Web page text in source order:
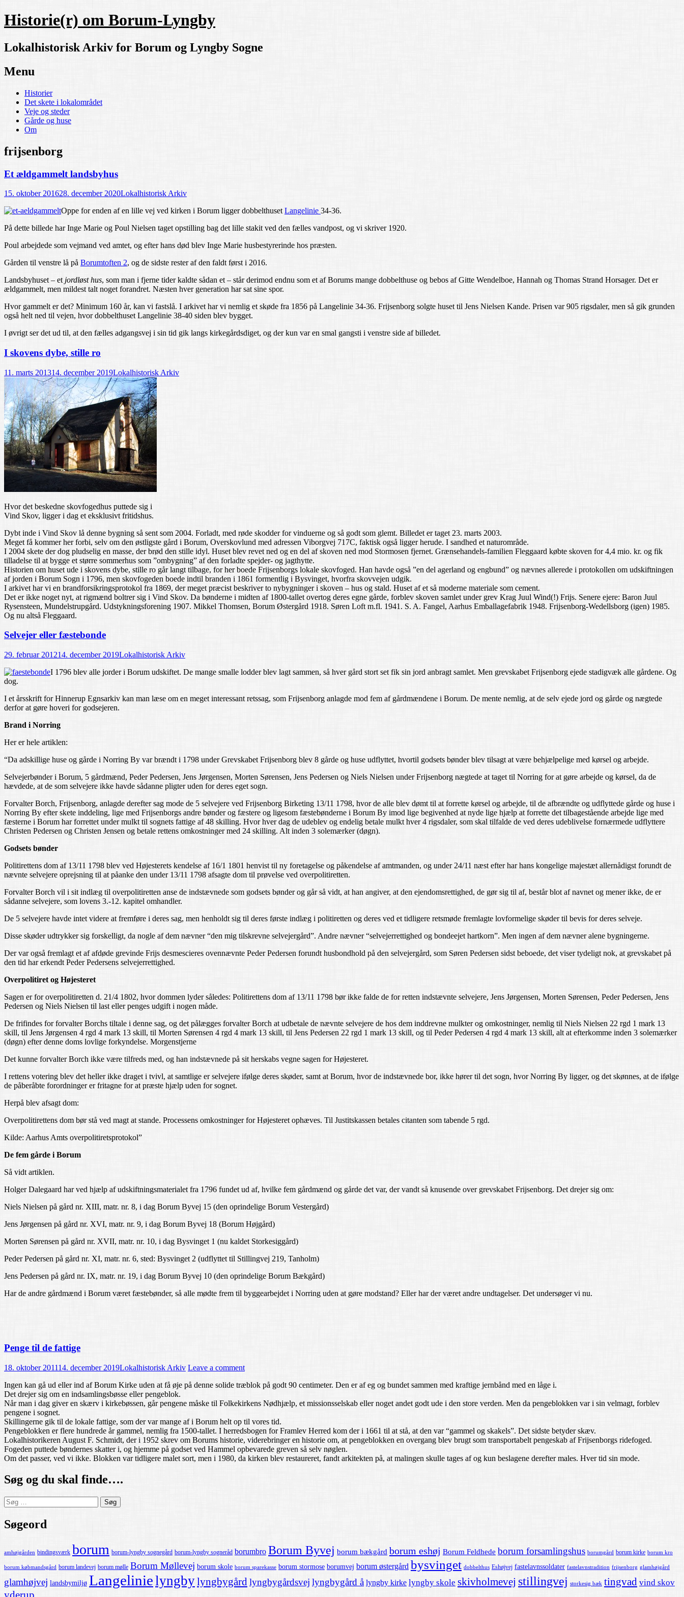
Historie(r) om Borum-Lyngby
Lokalhistorisk Arkiv for Borum og Lyngby Sogne
Menu
Skip
content
Historier
Det skete i lokalområdet
Veje og steder
Gårde og huse
Om
frijsenborg
Et ældgammelt landsbyhus
15. oktober 201628. december 2020Lokalhistorisk Arkiv
Oppe for enden af en lille vej ved kirken i Borum ligger dobbelthuset Langelinie 34-36.
På dette billede har Inge Marie og Poul Nielsen taget opstilling bag det lille stakit ved den fælles vandpost, og vi skriver 1920.
Poul arbejdede som vejmand ved amtet, og efter hans død blev Inge Marie husbestyrerinde hos præsten.
Gården til venstre lå på Borumtoften 2, og de sidste rester af den faldt først i 2016.
Landsbyhuset – et jordløst hus, som man i fjerne tider kaldte sådan et – står derimod endnu som et af Borums mange dobbelthuse og bebos af Gitte Wendelboe, Hannah og Thomas Strand Horsager. Det er
ældgammelt, men mildest talt noget forandret. Næsten hver generation har sat sine spor.
Hvor gammelt er det? Minimum 160 år, kan vi fastslå. I arkivet har vi nemlig et skøde fra 1856 på Langelinie 34-36. Frijsenborg solgte huset til Jens Nielsen Kande. Prisen var 905 rigsdaler, men så gik grunden
også helt ned til vejen, hvor dobbelthuset Langelinie 38-40 siden blev bygget.
I øvrigt ser det ud til, at den fælles adgangsvej i sin tid gik langs kirkegårdsdiget, og der kun var en smal gangsti i venstre side af billedet.
I skovens dybe, stille ro
11. marts 201314. december 2019Lokalhistorisk Arkiv
Hvor det beskedne skovfogedhus puttede sig i
Vind Skov, ligger i dag et eksklusivt fritidshus.
Dybt inde i Vind Skov lå denne bygning så sent som 2004. Forladt, med røde skodder for vinduerne og så godt som glemt. Billedet er taget 23. marts 2003.
Meget få kommer her forbi, selv om den østligste gård i Borum, Overskovlund med adressen Viborgvej 717C, faktisk også ligger herude. I sandhed et naturområde.
I 2004 skete der dog pludselig en masse, der brød den stille idyl. Huset blev revet ned og en del af skoven ned mod Stormosen fjernet. Grænsehandels-familien Fleggaard købte skoven for 4,4 mio. kr. og fik
tilladelse til at bygge et større sommerhus som ”ombygning” af den forladte spejder- og jagthytte.
Historien om huset ude i skovens dybe, stille ro går langt tilbage, for her boede Frijsenborgs lokale skovfoged. Han havde også ”en del agerland og engbund” og nævnes allerede i protokollen om udskiftningen
af jorden i Borum Sogn i 1796, men skovfogeden boede indtil branden i 1861 formentlig i Bysvinget, hvorfra skovvejen udgik.
I arkivet har vi en brandforsikringsprotokol fra 1869, der meget præcist beskriver to nybygninger i skoven – hus og stald. Huset af et så moderne materiale som cement.
Det er ikke noget nyt, at rigmænd boltrer sig i Vind Skov. Da bønderne i midten af 1800-tallet overtog deres egne gårde, forblev skoven samlet under grev Krag Juul Wind(!) Frijs. Senere ejere: Baron Juul
Rysensteen, Mundelstrupgård. Udstykningsforening 1907. Mikkel Thomsen, Borum Østergård 1918. Søren Loft m.fl. 1941. S. A. Fangel, Aarhus Emballagefabrik 1948. Frijsenborg-Wedellsborg (igen) 1985.
Og nu altså Fleggaard.
Selvejer eller fæstebonde
29. februar 201214. december 2019Lokalhistorisk Arkiv
I 1796 blev alle jorder i Borum udskiftet. De mange smalle lodder blev lagt sammen, så hver gård stort set fik sin jord anbragt samlet. Men grevskabet Frijsenborg ejede stadigvæk alle gårdene. Og
dog.
I et årsskrift for Hinnerup Egnsarkiv kan man læse om en meget interessant retssag, som Frijsenborg anlagde mod fem af gårdmændene i Borum. De mente nemlig, at de selv ejede jord og gårde og nægtede
derfor at gøre hoveri for godsejeren.
Brand i Norring
Her er hele artiklen:
“Da adskillige huse og gårde i Norring By var brændt i 1798 under Grevskabet Frijsenborg blev 8 gårde og huse udflyttet, hvortil godsets bønder blev tilsagt at være behjælpelige med kørsel og arbejde.
Selvejerbønder i Borum, 5 gårdmænd, Peder Pedersen, Jens Jørgensen, Morten Sørensen, Jens Pedersen og Niels Nielsen under Frijsenborg nægtede at taget til Norring for at gøre arbejde og kørsel, da de
hævdede, at de som selvejere ikke havde sådanne pligter uden for deres eget sogn.
Forvalter Borch, Frijsenborg, anlagde derefter sag mode de 5 selvejere ved Frijsenborg Birketing 13/11 1798, hvor de alle blev dømt til at forrette kørsel og arbejde, til de afbrændte og udflyttede gårde og huse i
Norring By efter skete inddeling, lige med Frijsenborgs andre bønder og fæstere og ligesom fæstebønderne i Borum By imod lige begivenhed at nyde lige hjælp at forrette det tilbagestående arbejde lige med
fæsterne i Borum har forrettet under mulkt til sognets fattige af 48 skilling. Hvor hver dag de udeblev og endelig betale mulkt hver 4 rigsdaler, som skal tilfalde de ved deres udeblivelse fornærmede udflyttere
Christen Pedersen og Christen Jensen og betale rettens omkostninger med 24 skilling. Alt inden 3 solemærker (døgn).
Godsets bønder
Politirettens dom af 13/11 1798 blev ved Højesterets kendelse af 16/1 1801 henvist til ny foretagelse og påkendelse af amtmanden, og under 24/11 næst efter har hans kongelige majestæt allernådigst forundt de
nævnte selvejere oprejsning til at påanke den under 13/11 1798 afsagte dom til prøvelse ved overpolitiretten.
Forvalter Borch vil i sit indlæg til overpolitiretten anse de indstævnede som godsets bønder og går så vidt, at han angiver, at den ejendomsrettighed, de gør sig til af, består blot af navnet og mener ikke, de er
sådanne selvejere, som lovens 3.-12. kapitel omhandler.
De 5 selvejere havde intet videre at fremføre i deres sag, men henholdt sig til deres første indlæg i politiretten og deres ved et tidligere retsmøde fremlagte lovformelige skøder til bevis for deres selveje.
Disse skøder udtrykker sig forskelligt, da nogle af dem nævner “den mig tilskrevne selvejergård”. Andre nævner “selvejerrettighed og bondeejet hartkorn”. Men ingen af dem nævner alene bygningerne.
Der var også fremlagt et af afdøde grevinde Frijs desmescieres ovennævnte Peder Pedersen forundt husbondhold på den selvejergård, som Søren Pedersen sidst beboede, det viser tydeligt nok, at grevskabet på
den tid har erkendt Peder Pedersens selvejerrettighed.
Overpolitiret og Højesteret
Sagen er for overpolitiretten d. 21/4 1802, hvor dommen lyder således: Politirettens dom af 13/11 1798 bør ikke falde de for retten indstævnte selvejere, Jens Jørgensen, Morten Sørensen, Peder Pedersen, Jens
Pedersen og Niels Nielsen til last eller penges udgift i nogen måde.
De frifindes for forvalter Borchs tiltale i denne sag, og det pålægges forvalter Borch at udbetale de nævnte selvejere de hos dem inddrevne mulkter og omkostninger, nemlig til Niels Nielsen 22 rgd 1 mark 13
skill, til Jens Jørgensen 4 rgd 4 mark 13 skill, til Morten Sørensen 4 rgd 4 mark 13 skill, til Jens Pedersen 22 rgd 1 mark 13 skill, og til Peder Pedersen 4 rgd 4 mark 13 skill, alt at efterkomme inden 3 solemærker
(døgn) efter denne doms lovlige forkyndelse. Morgenstjerne
Det kunne forvalter Borch ikke være tilfreds med, og han indstævnede på sit herskabs vegne sagen for Højesteret.
I rettens votering blev det heller ikke draget i tvivl, at samtlige er selvejere ifølge deres skøder, samt at Borum, hvor de indstævnede bor, ikke hører til det sogn, hvor Norring By ligger, og det skønnes, at de ifølge
de påberåbte forordninger er fritagne for at præste hjælp uden for sognet.
Herpå blev afsagt dom:
Overpolitirettens dom bør stå ved magt at stande. Processens omkostninger for Højesteret ophæves. Til Justitskassen betales citanten som tabende 5 rgd.
Kilde: Aarhus Amts overpolitiretsprotokol”
De fem gårde i Borum
Så vidt artiklen.
Holger Dalegaard har ved hjælp af udskiftningsmaterialet fra 1796 fundet ud af, hvilke fem gårdmænd og gårde det var, der vandt så knusende over grevskabet Frijsenborg. Det drejer sig om:
Niels Nielsen på gård nr. XIII, matr. nr. 8, i dag Borum Byvej 15 (den oprindelige Borum Vestergård)
Jens Jørgensen på gård nr. XVI, matr. nr. 9, i dag Borum Byvej 18 (Borum Højgård)
Morten Sørensen på gård nr. XVII, matr. nr. 10, i dag Bysvinget 1 (nu kaldet Storkesiggård)
Peder Pedersen på gård nr. XI, matr. nr. 6, sted: Bysvinget 2 (udflyttet til Stillingvej 219, Tanholm)
Jens Pedersen på gård nr. IX, matr. nr. 19, i dag Borum Byvej 10 (den oprindelige Borum Bækgård)
Har de andre gårdmænd i Borum været fæstebønder, så alle mødte frem til byggearbejdet i Norring uden at gøre modstand? Eller har der været andre undtagelser. Det undersøger vi nu.
Penge til de fattige
18. oktober 201114. december 2019Lokalhistorisk Arkiv Leave a comment
Ingen kan gå ud eller ind af Borum Kirke uden at få øje på denne solide træblok på godt 90 centimeter. Den er af eg og bundet sammen med kraftige jernbånd med en låge i.
Det drejer sig om en indsamlingsbøsse eller pengeblok.
Når man i dag giver en skærv i kirkebøssen, går pengene måske til Folkekirkens Nødhjælp, et missionsselskab eller noget andet godt ude i den store verden. Men da pengeblokken var i sin velmagt, forblev
pengene i sognet.
Skillingerne gik til de lokale fattige, som der var mange af i Borum helt op til vores tid.
Pengeblokken er flere hundrede år gammel, nemlig fra 1500-tallet. I herredsbogen for Framlev Herred kom der i 1661 til at stå, at den var “gammel og skakels”. Det sidste betyder skæv.
Lokalhistorikeren August F. Schmidt, der i 1952 skrev om Borums historie, viderebringer en historie om, at pengeblokken en overgang blev brugt som transportabelt pengeskab af Frijsenborgs ridefoged.
Fogeden puttede bøndernes skatter i, og hjemme på godset ved Hammel opbevarede greven så selv nøglen.
Om det passer, ved vi ikke. Blokken var tidligere malet sort, men i 1980, da kirken blev restaureret, fandt arkitekten på, at malingen skulle tages af og kun beslagene derefter males. Hver tid sin mode.
Søg og du skal finde….
Søg
efter:
Søgeord
amhøjgården bindingsværk borum borum-lyngby sognegård borum-lyngby sogneråd borumbro Borum Byvej borum bækgård borum eshøj Borum Feldhede borum forsamlingshus borumgård borum kirke borum kro
borum købmandsgård borum landevej borum mølle Borum Møllevej borum skole borum sparekasse borum stormose borumvej borum østergård bysvinget dobbelthus Eshøjvej fastelavnssoldater fastelavnstradition frijsenborg glamhøjgård
glamhøjvej landsbymiljø Langelinielyngbylyngbygårdlyngbygårdsvej lyngbygård å lyngby kirke lyngby skole skivholmevej stillingvej storkesig bæk tingvad vind skov